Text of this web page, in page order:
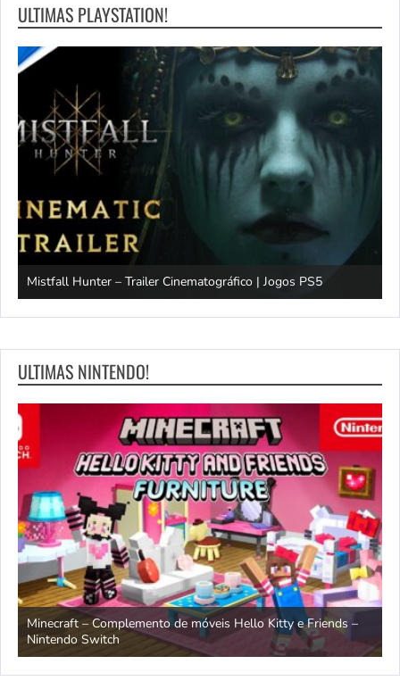
ULTIMAS PLAYSTATION!
Mistfall Hunter – Trailer Cinematográfico | Jogos PS5
ULTIMAS NINTENDO!
Minecraft – Complemento de móveis Hello Kitty e Friends –
Nintendo Switch